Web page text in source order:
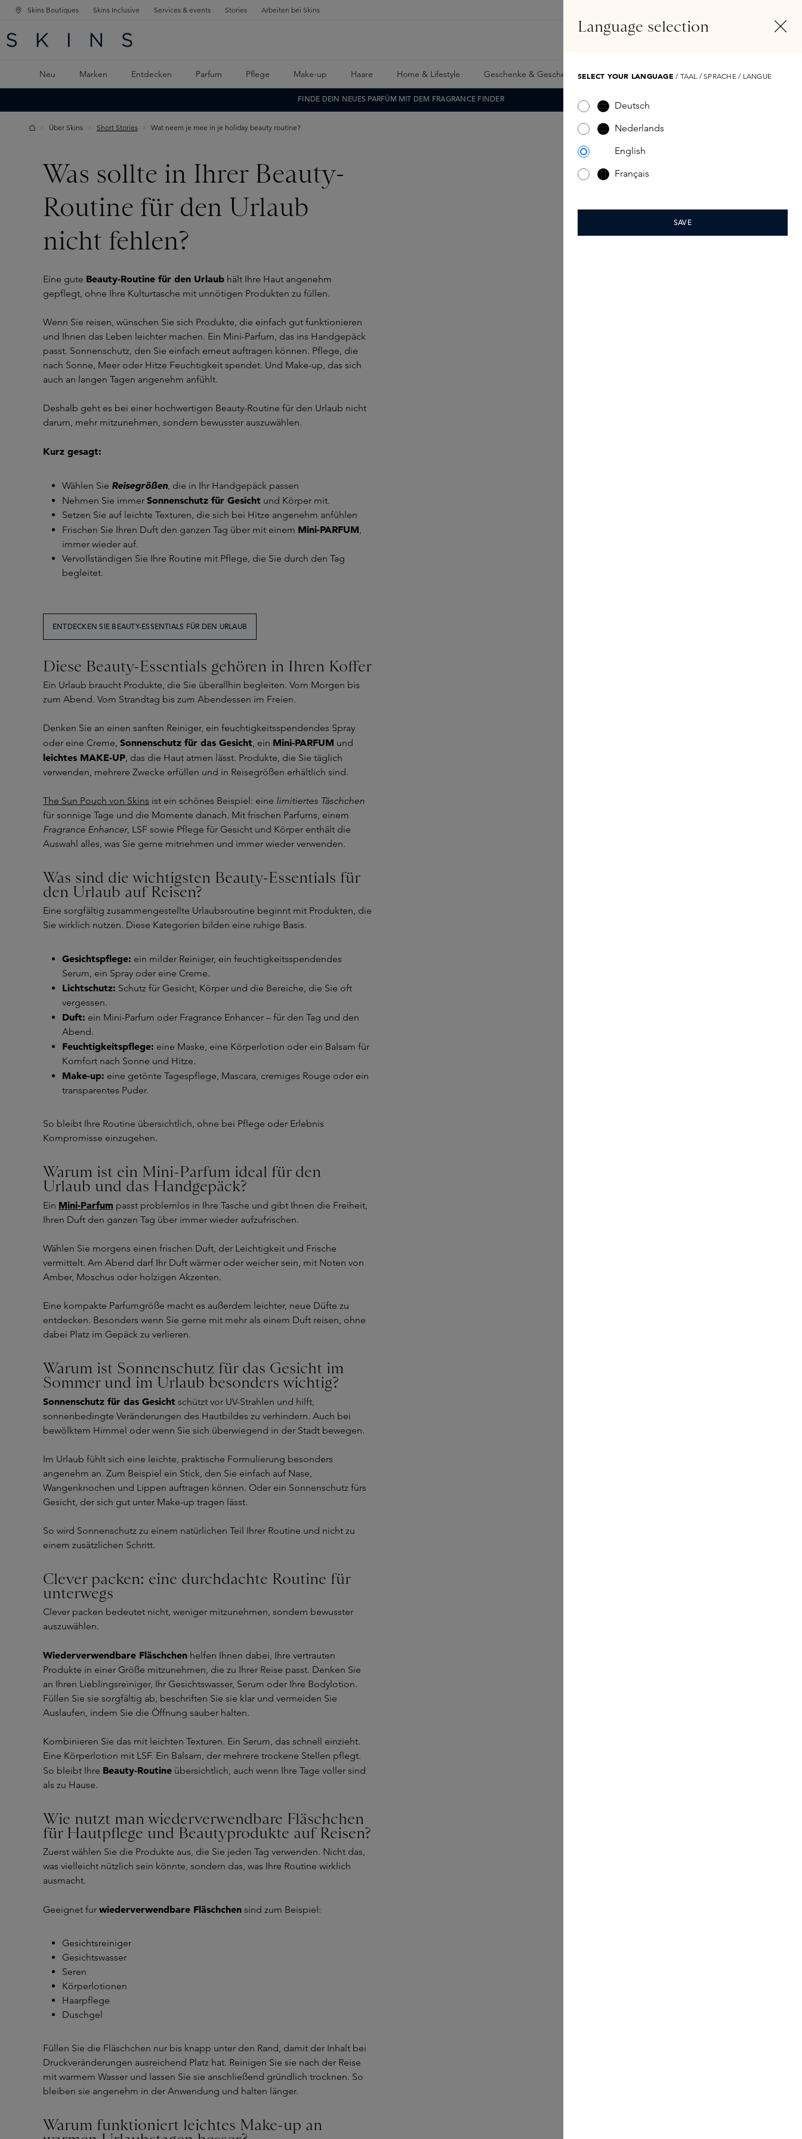
SPRINGEN
SPRINGEN
Skins Boutiques Skins Inclusive Services & events Stories Arbeiten bei Skins
Neu Marken Entdecken Parfum Pflege Make-up Haare Home & Lifestyle Geschenke & Geschenkkarte Samples Skins Exclusives Skins Boxen
FINDE DEIN NEUES PARFÜM MIT DEM FRAGRANCE FINDER
Über Skins Short Stories Wat neem je mee in je holiday beauty routine?
Was sollte in Ihrer Beauty-
Routine für den Urlaub
nicht fehlen?
Eine gute Beauty-Routine für den Urlaub hält Ihre Haut angenehm
gepflegt, ohne Ihre Kulturtasche mit unnötigen Produkten zu füllen.
Wenn Sie reisen, wünschen Sie sich Produkte, die einfach gut funktionieren
und Ihnen das Leben leichter machen. Ein Mini-Parfum, das ins Handgepäck
passt. Sonnenschutz, den Sie einfach erneut auftragen können. Pflege, die
nach Sonne, Meer oder Hitze Feuchtigkeit spendet. Und Make-up, das sich
auch an langen Tagen angenehm anfühlt.
Deshalb geht es bei einer hochwertigen Beauty-Routine für den Urlaub nicht
darum, mehr mitzunehmen, sondern bewusster auszuwählen.
Kurz gesagt:
Wählen Sie Reisegrößen, die in Ihr Handgepäck passen
Nehmen Sie immer Sonnenschutz für Gesicht und Körper mit.
Setzen Sie auf leichte Texturen, die sich bei Hitze angenehm anfühlen
Frischen Sie Ihren Duft den ganzen Tag über mit einem Mini-PARFUM,
immer wieder auf.
Vervollständigen Sie Ihre Routine mit Pflege, die Sie durch den Tag
begleitet.
ENTDECKEN SIE BEAUTY-ESSENTIALS FÜR DEN URLAUB
Diese Beauty-Essentials gehören in Ihren Koffer
Ein Urlaub braucht Produkte, die Sie überallhin begleiten. Vom Morgen bis
zum Abend. Vom Strandtag bis zum Abendessen im Freien.
Denken Sie an einen sanften Reiniger, ein feuchtigkeitsspendendes Spray
oder eine Creme, Sonnenschutz für das Gesicht, ein Mini-PARFUM und
leichtes MAKE-UP, das die Haut atmen lässt. Produkte, die Sie täglich
verwenden, mehrere Zwecke erfüllen und in Reisegrößen erhältlich sind.
The Sun Pouch von Skins ist ein schönes Beispiel: eine limitiertes Täschchen
für sonnige Tage und die Momente danach. Mit frischen Parfums, einem
Fragrance Enhancer, LSF sowie Pflege für Gesicht und Körper enthält die
Auswahl alles, was Sie gerne mitnehmen und immer wieder verwenden.
Was sind die wichtigsten Beauty-Essentials für
den Urlaub auf Reisen?
Eine sorgfältig zusammengestellte Urlaubsroutine beginnt mit Produkten, die
Sie wirklich nutzen. Diese Kategorien bilden eine ruhige Basis.
Gesichtspflege: ein milder Reiniger, ein feuchtigkeitsspendendes
Serum, ein Spray oder eine Creme.
Lichtschutz: Schutz für Gesicht, Körper und die Bereiche, die Sie oft
vergessen.
Duft: ein Mini-Parfum oder Fragrance Enhancer – für den Tag und den
Abend.
Feuchtigkeitspflege: eine Maske, eine Körperlotion oder ein Balsam für
Komfort nach Sonne und Hitze.
Make-up: eine getönte Tagespflege, Mascara, cremiges Rouge oder ein
transparentes Puder.
So bleibt Ihre Routine übersichtlich, ohne bei Pflege oder Erlebnis
Kompromisse einzugehen.
Warum ist ein Mini-Parfum ideal für den
Urlaub und das Handgepäck?
Ein Mini-Parfum passt problemlos in Ihre Tasche und gibt Ihnen die Freiheit,
Ihren Duft den ganzen Tag über immer wieder aufzufrischen.
Wählen Sie morgens einen frischen Duft, der Leichtigkeit und Frische
vermittelt. Am Abend darf Ihr Duft wärmer oder weicher sein, mit Noten von
Amber, Moschus oder holzigen Akzenten.
Eine kompakte Parfumgröße macht es außerdem leichter, neue Düfte zu
entdecken. Besonders wenn Sie gerne mit mehr als einem Duft reisen, ohne
dabei Platz im Gepäck zu verlieren.
Warum ist Sonnenschutz für das Gesicht im
Sommer und im Urlaub besonders wichtig?
Sonnenschutz für das Gesicht schützt vor UV-Strahlen und hilft,
sonnenbedingte Veränderungen des Hautbildes zu verhindern. Auch bei
bewölktem Himmel oder wenn Sie sich überwiegend in der Stadt bewegen.
Im Urlaub fühlt sich eine leichte, praktische Formulierung besonders
angenehm an. Zum Beispiel ein Stick, den Sie einfach auf Nase,
Wangenknochen und Lippen auftragen können. Oder ein Sonnenschutz fürs
Gesicht, der sich gut unter Make-up tragen lässt.
So wird Sonnenschutz zu einem natürlichen Teil Ihrer Routine und nicht zu
einem zusätzlichen Schritt.
Clever packen: eine durchdachte Routine für
unterwegs
Clever packen bedeutet nicht, weniger mitzunehmen, sondern bewusster
auszuwählen.
Wiederverwendbare Fläschchen helfen Ihnen dabei, Ihre vertrauten
Produkte in einer Größe mitzunehmen, die zu Ihrer Reise passt. Denken Sie
an Ihren Lieblingsreiniger, Ihr Gesichtswasser, Serum oder Ihre Bodylotion.
Füllen Sie sie sorgfältig ab, beschriften Sie sie klar und vermeiden Sie
Auslaufen, indem Sie die Öffnung sauber halten.
Kombinieren Sie das mit leichten Texturen. Ein Serum, das schnell einzieht.
Eine Körperlotion mit LSF. Ein Balsam, der mehrere trockene Stellen pflegt.
So bleibt Ihre Beauty-Routine übersichtlich, auch wenn Ihre Tage voller sind
als zu Hause.
Wie nutzt man wiederverwendbare Fläschchen
für Hautpflege und Beautyprodukte auf Reisen?
Zuerst wählen Sie die Produkte aus, die Sie jeden Tag verwenden. Nicht das,
was vielleicht nützlich sein könnte, sondern das, was Ihre Routine wirklich
ausmacht.
Geeignet fur wiederverwendbare Fläschchen sind zum Beispiel:
Gesichtsreiniger
Gesichtswasser
Seren
Körperlotionen
Haarpflege
Duschgel
Füllen Sie die Fläschchen nur bis knapp unter den Rand, damit der Inhalt bei
Druckveränderungen ausreichend Platz hat. Reinigen Sie sie nach der Reise
mit warmem Wasser und lassen Sie sie anschließend gründlich trocknen. So
bleiben sie angenehm in der Anwendung und halten länger.
Warum funktioniert leichtes Make-up an
Language selection
SELECT YOUR LANGUAGE / TAAL / SPRACHE / LANGUE
Deutsch
Nederlands
English
Français
SAVE